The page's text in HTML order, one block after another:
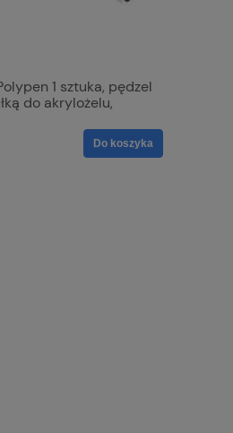
1 sztuka, pędzel
do akrylożelu,
Do koszyka